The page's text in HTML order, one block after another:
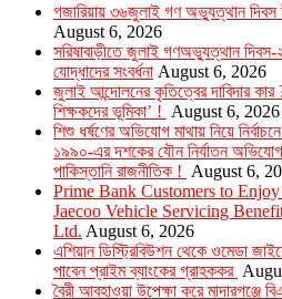
গজারিয়ায় ৩৬জুলাই গণ অভ্যুত্থান
August 6, 2026
সরিষাবাড়ীতে জুলাই গণঅভ্যুত্থান
যোদ্ধাদের সংবর্ধনা August 6, 2026
জুলাই আন্দোলনের কৃতিত্বের দাবিদার
শিক্ষকদের ভূমিকা’ ! August 6, 2026
শিশু ধর্ষণের অভিযোগ মাথায় নিয়ে
১৯৯০-এর দশকের যৌন নির্যাতন
পাকিস্তানি রাজনীতিক ! August 6,
Prime Bank Customers to
Jaecoo Vehicle Servicing
Ltd. August 6, 2026
এশিয়ান ডিস্ট্রিবিউশন থেকে ওমেডা
পাবেন প্রাইম ব্যাংকের গ্রাহককর
বৈরী আবহাওয়া উপেক্ষা করে মাদারগঞ্জে